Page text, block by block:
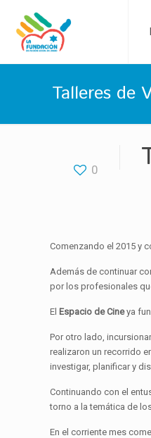
Talleres de
0
Comenzando el 2015 y
Además de continuar
por los profesionales
El Espacio de Cineya
Por otro lado,
realizaron un recorrido
investigar, planificar y
Continuando con el
torno a la temática de
En el corriente mes